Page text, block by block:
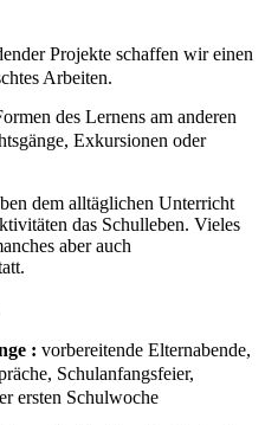
Projekte schaffen wir einen
Arbeiten.
des Lernens am anderen
Exkursionen oder
dem alltäglichen Unterricht
das Schulleben. Vieles
aber auch
: vorbereitende Elternabende,
Schulanfangsfeier,
ersten Schulwoche